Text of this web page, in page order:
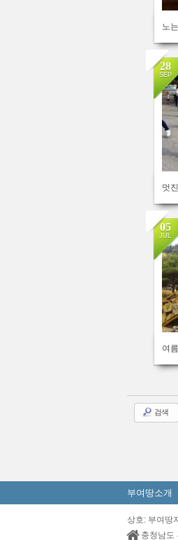
노
28
SEP
여
05
JUL
검색
부여땅소개
상호: 부여땅
충청남도